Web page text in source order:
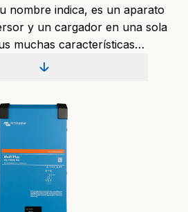
nombre indica, es un aparato
y un cargador en una sola
muchas características
onda sinusoidal pura, carga